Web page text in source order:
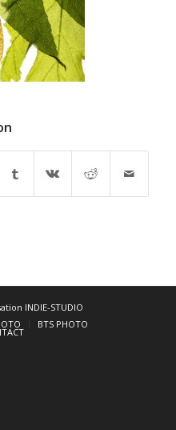
INDIE-STUDIO
BTS PHOTO